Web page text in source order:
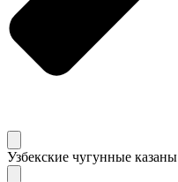
Узбекские чугунные казаны